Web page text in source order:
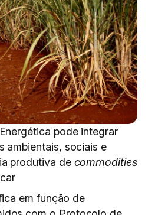
pode integrar
ambientais, sociais e
produtiva de commodities
em função de